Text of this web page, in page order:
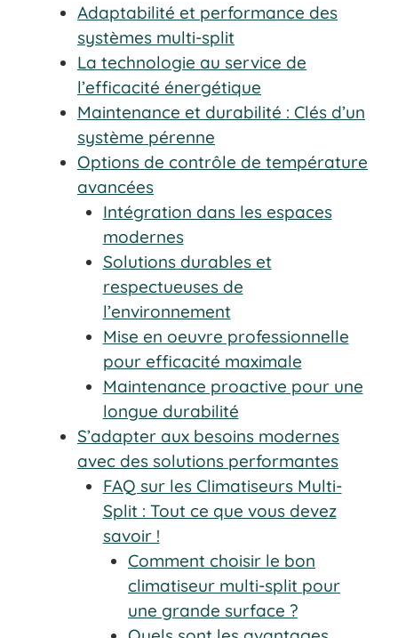
Adaptabilité et performance des
systèmes multi-split
La technologie au service de
l’efficacité énergétique
Maintenance et durabilité : Clés d’un
système pérenne
Options de contrôle de température
avancées
Intégration dans les espaces
modernes
Solutions durables et
respectueuses de
l’environnement
Mise en oeuvre professionnelle
pour efficacité maximale
Maintenance proactive pour une
longue durabilité
S’adapter aux besoins modernes
avec des solutions performantes
FAQ sur les Climatiseurs Multi-
Split : Tout ce que vous devez
savoir !
Comment choisir le bon
climatiseur multi-split pour
une grande surface ?